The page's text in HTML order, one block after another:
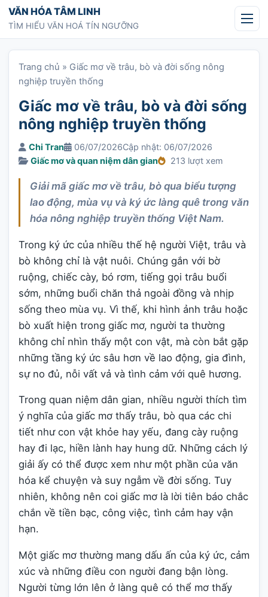
Chuyển tới nội dung
VĂN HÓA TÂM LINH
TÌM HIỂU VĂN HOÁ TÍN NGƯỠNG
Trang chủ » Giấc mơ về trâu, bò và đời sống nông
nghiệp truyền thống
Giấc mơ về trâu, bò và đời sống
nông nghiệp truyền thống
Chi Tran 06/07/2026Cập nhật: 06/07/2026
Giấc mơ và quan niệm dân gian
213 lượt xem
Giải mã giấc mơ về trâu, bò qua biểu tượng
lao động, mùa vụ và ký ức làng quê trong văn
hóa nông nghiệp truyền thống Việt Nam.
Trong ký ức của nhiều thế hệ người Việt, trâu và
bò không chỉ là vật nuôi. Chúng gắn với bờ
ruộng, chiếc cày, bó rơm, tiếng gọi trâu buổi
sớm, những buổi chăn thả ngoài đồng và nhịp
sống theo mùa vụ. Vì thế, khi hình ảnh trâu hoặc
bò xuất hiện trong giấc mơ, người ta thường
không chỉ nhìn thấy một con vật, mà còn bắt gặp
những tầng ký ức sâu hơn về lao động, gia đình,
sự no đủ, nỗi vất vả và tình cảm với quê hương.
Trong quan niệm dân gian, nhiều người thích tìm
ý nghĩa của giấc mơ thấy trâu, bò qua các chi
tiết như con vật khỏe hay yếu, đang cày ruộng
hay đi lạc, hiền lành hay hung dữ. Những cách lý
giải ấy có thể được xem như một phần của văn
hóa kể chuyện và suy ngẫm về đời sống. Tuy
nhiên, không nên coi giấc mơ là lời tiên báo chắc
chắn về tiền bạc, công việc, tình cảm hay vận
hạn.
Một giấc mơ thường mang dấu ấn của ký ức, cảm
xúc và những điều con người đang bận lòng.
Người từng lớn lên ở làng quê có thể mơ thấy